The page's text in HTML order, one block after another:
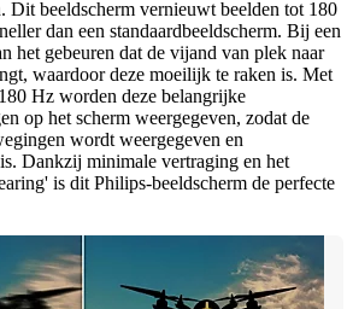
Dit beeldscherm vernieuwt beelden tot 180
dan een standaardbeeldscherm. Bij een
het gebeuren dat de vijand van plek naar
waardoor deze moeilijk te raken is. Met
Hz worden deze belangrijke
op het scherm weergegeven, zodat de
wordt weergegeven en
Dankzij minimale vertraging en het
is dit Philips-beeldscherm de perfecte